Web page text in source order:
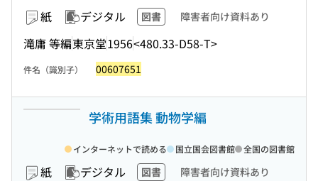
紙 デジタル 図書 障害者向け資料あり
滝庸 等編東京堂1956<480.33-D58-T>
件名（識別子） 00607651
学術用語集 動物学編
紙 デジタル 図書 障害者向け資料あり
インターネットで読める 国立国会図書館 全国の図書館